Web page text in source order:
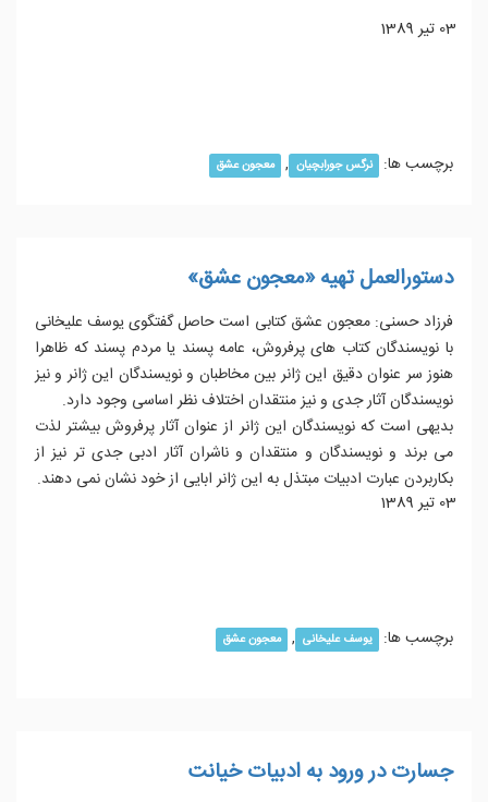
03 تیر 1389
برچسب ها: نرگس جورابچیان , معجون عشق
دستورالعمل تهیه «معجون عشق»
فرزاد حسنی: معجون عشق کتابی است حاصل گفتگوی یوسف علیخانی
با نویسندگان کتاب های پرفروش، عامه پسند یا مردم پسند که ظاهرا
هنوز سر عنوان دقیق این ژانر بین مخاطبان و نویسندگان این ژانر و نیز
نویسندگان آثار جدی و نیز منتقدان اختلاف نظر اساسی وجود دارد.
بدیهی است که نویسندگان این ژانر از عنوان آثار پرفروش بیشتر لذت
می برند و نویسندگان و منتقدان و ناشران آثار ادبی جدی تر نیز از
بکاربردن عبارت ادبیات مبتذل به این ژانر ابایی از خود نشان نمی دهند.
03 تیر 1389
برچسب ها: یوسف علیخانی , معجون عشق
جسارت در ورود به ادبیات خیانت